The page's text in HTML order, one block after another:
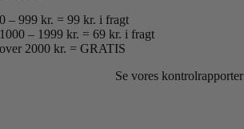
0 – 999 kr. = 99 kr. i fragt
1000 – 1999 kr. = 69 kr. i fragt
over 2000 kr. = GRATIS
Se vores kontrolrapporter